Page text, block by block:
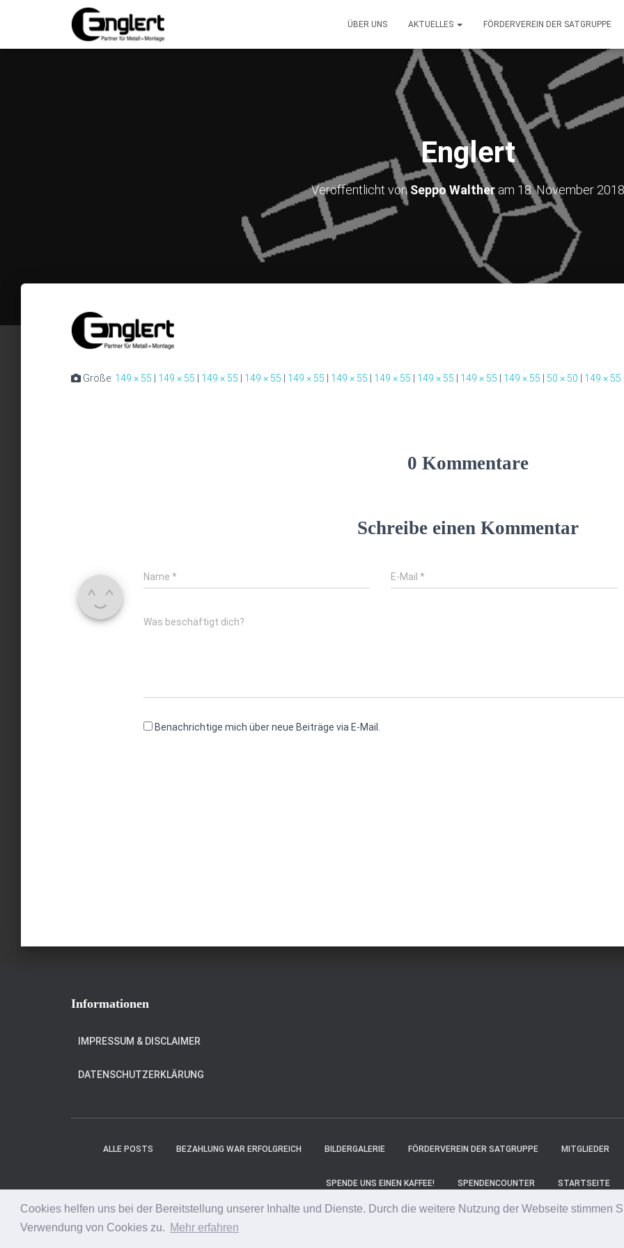
Cookies helfen uns bei der Bereitstellung unserer Inhalte und Dienste. Durch die weitere Nutzung der Webseite stimmen
Verwendung von Cookies zu. Mehr erfahren
ÜBER UNS AKTUELLES FÖRDERVEREIN DER SATGRUPPE
Englert
Veröffentlicht vonSeppo Walther am 18. November 2018
Größe: 149 × 55 149 × 55 149 × 55 149 × 55 149 × 55 149 × 55 149 × 55 149 × 55 149 × 55 149 × 55 50 × 50 149 × 55
0 Kommentare
Schreibe einen Kommentar
Name * E-Mail*
Was beschäftigt dich?
Benachrichtige mich über neue Beiträge via E-Mail.
Informationen
IMPRESSUM & DISCLAIMER
DATENSCHUTZERKLÄRUNG
ALLE POSTS BEZAHLUNG WAR ERFOLGREICH BILDERGALERIE FÖRDERVEREIN DER SATGRUPPE MITGLIEDER
SPENDE UNS EINEN KAFFEE! SPENDENCOUNTER STARTSEITE